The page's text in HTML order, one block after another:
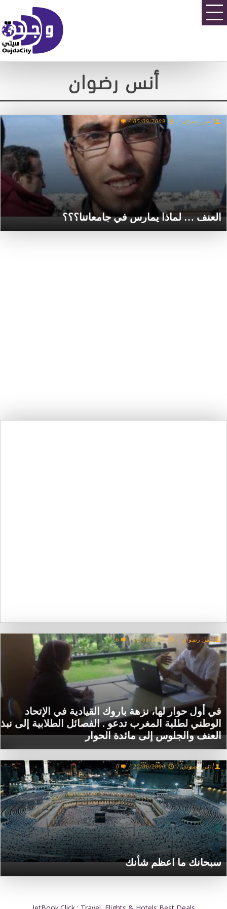
أنس رضوان
العنف … لماذا يمارس في جامعاتنا؟؟؟
أنس رضوان /
05/09/2009
/
2
في أول حوار لها، نزهة باروك القيادية في الإتحاد
الوطني لطلبة المغرب تدعو . الفصائل الطلابية إلى نبذ
العنف والجلوس إلى مائدة الحوار
أنس رضوان /
12/08/2009
/
6
سبحانك ما اعظم شأنك
أنس رضوان /
22/06/2009
/
0